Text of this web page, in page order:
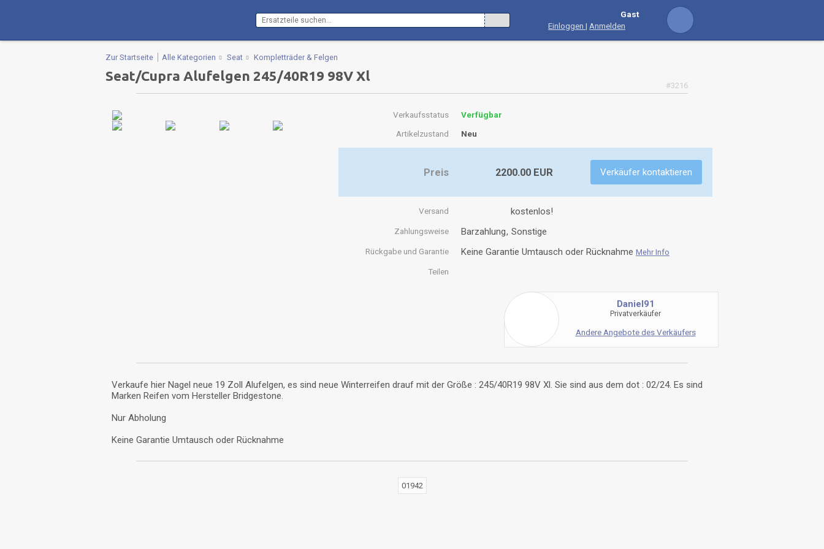
Gast
Einloggen | Anmelden
Zur Startseite Alle Kategorien Seat Kompletträder & Felgen
Seat/Cupra Alufelgen 245/40R19 98V Xl
#3216
Verkaufsstatus
Verfügbar
Artikelzustand
Neu
Preis 2200.00 EUR Verkäufer kontaktieren
Versand kostenlos!
Zahlungsweise Barzahlung Sonstige
Rückgabe und Garantie Keine Garantie Umtausch oder Rücknahme Mehr Info
Teilen
Daniel91
Privatverkäufer
Andere Angebote des Verkäufers
Verkaufe hier Nagel neue 19 Zoll Alufelgen, es sind neue Winterreifen drauf mit der Größe : 245/40R19 98V Xl. Sie sind aus dem dot : 02/24. Es sind
Marken Reifen vom Hersteller Bridgestone.
Nur Abholung
Keine Garantie Umtausch oder Rücknahme
01942